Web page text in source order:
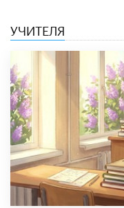
УЧИТЕЛЯ